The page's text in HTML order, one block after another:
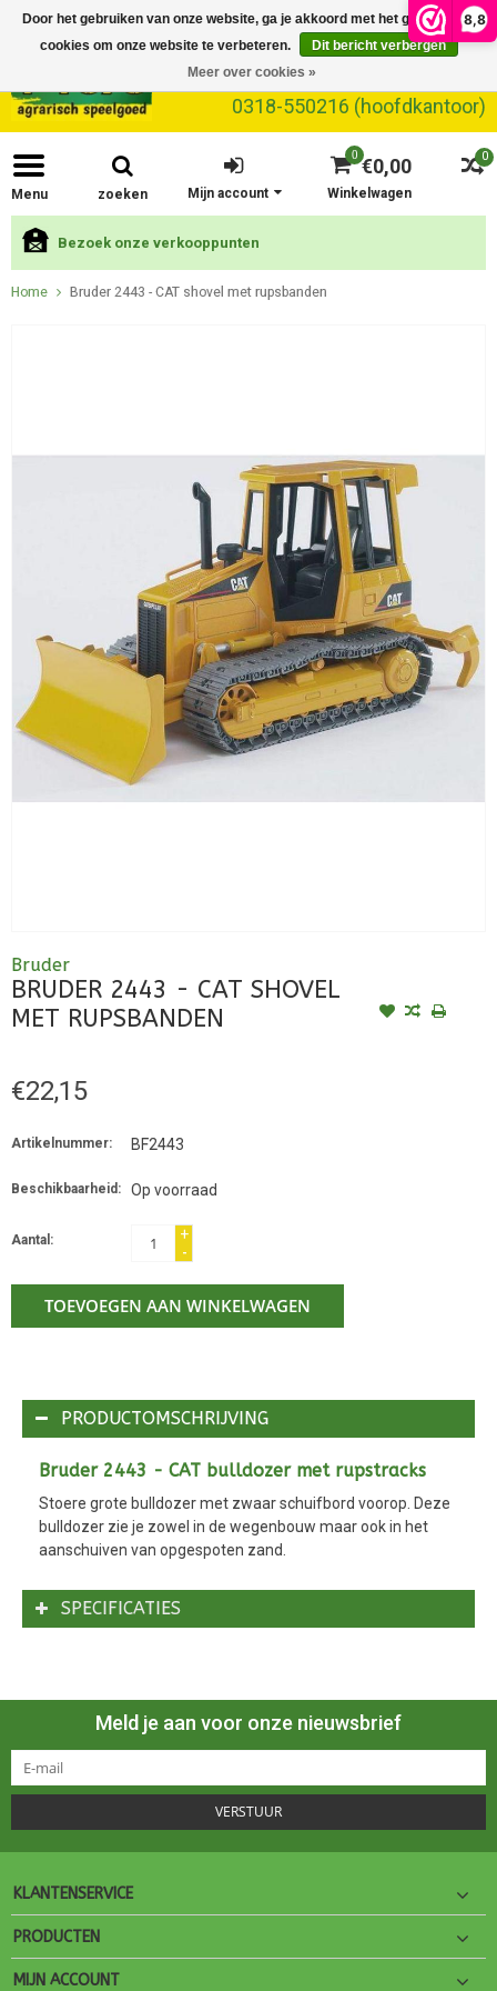
8,8
0318-550216 (hoofdkantoor)
Menu zoeken
0
0 €0,00
Winkelwagen
Mijn account
Bezoek onze verkooppunten
Home Bruder 2443 - CAT shovel met rupsbanden
Bruder
BRUDER 2443 - CAT SHOVEL
MET RUPSBANDEN
€22,15
Artikelnummer: BF2443
Beschikbaarheid: Op voorraad
Aantal:
+
-
TOEVOEGEN AAN WINKELWAGEN
PRODUCTOMSCHRIJVING
Bruder 2443 - CAT bulldozer met rupstracks
Stoere grote bulldozer met zwaar schuifbord voorop. Deze
bulldozer zie je zowel in de wegenbouw maar ook in het
aanschuiven van opgespoten zand.
SPECIFICATIES
Meld je aan voor onze nieuwsbrief
VERSTUUR
KLANTENSERVICE
PRODUCTEN
MIJN ACCOUNT
Door het gebruiken van onze website, ga je akkoord met het gebruik van
cookies om onze website te verbeteren.
Dit bericht verbergen
Meer over cookies »